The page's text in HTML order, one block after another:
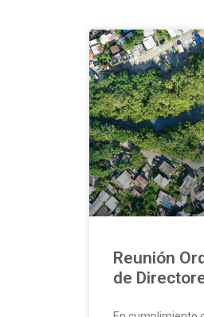
Reunión
de